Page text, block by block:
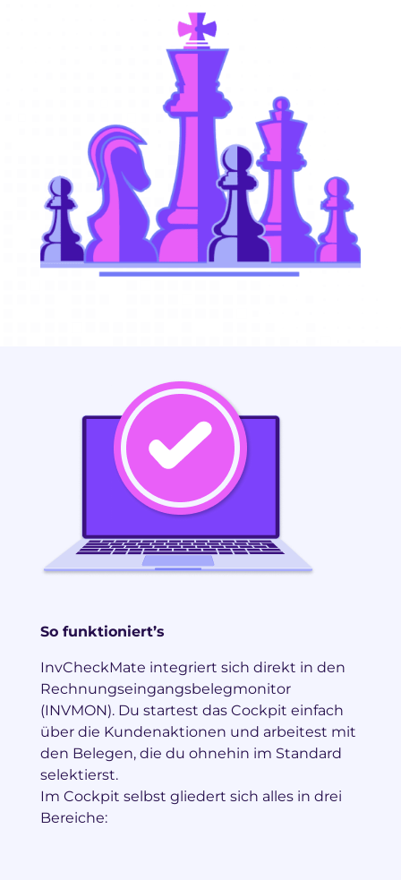
So funktioniert’s
InvCheckMate integriert sich direkt in den
Rechnungseingangsbelegmonitor
(INVMON). Du startest das Cockpit einfach
über die Kundenaktionen und arbeitest mit
den Belegen, die du ohnehin im Standard
selektierst.
Im Cockpit selbst gliedert sich alles in drei
Bereiche: